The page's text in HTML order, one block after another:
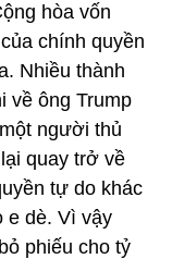
hòa vốn
chính quyền
Nhiều thành
về ông Trump
người thủ
quay trở về
tự do khác
e dè. Vì vậy
phiếu cho tỷ